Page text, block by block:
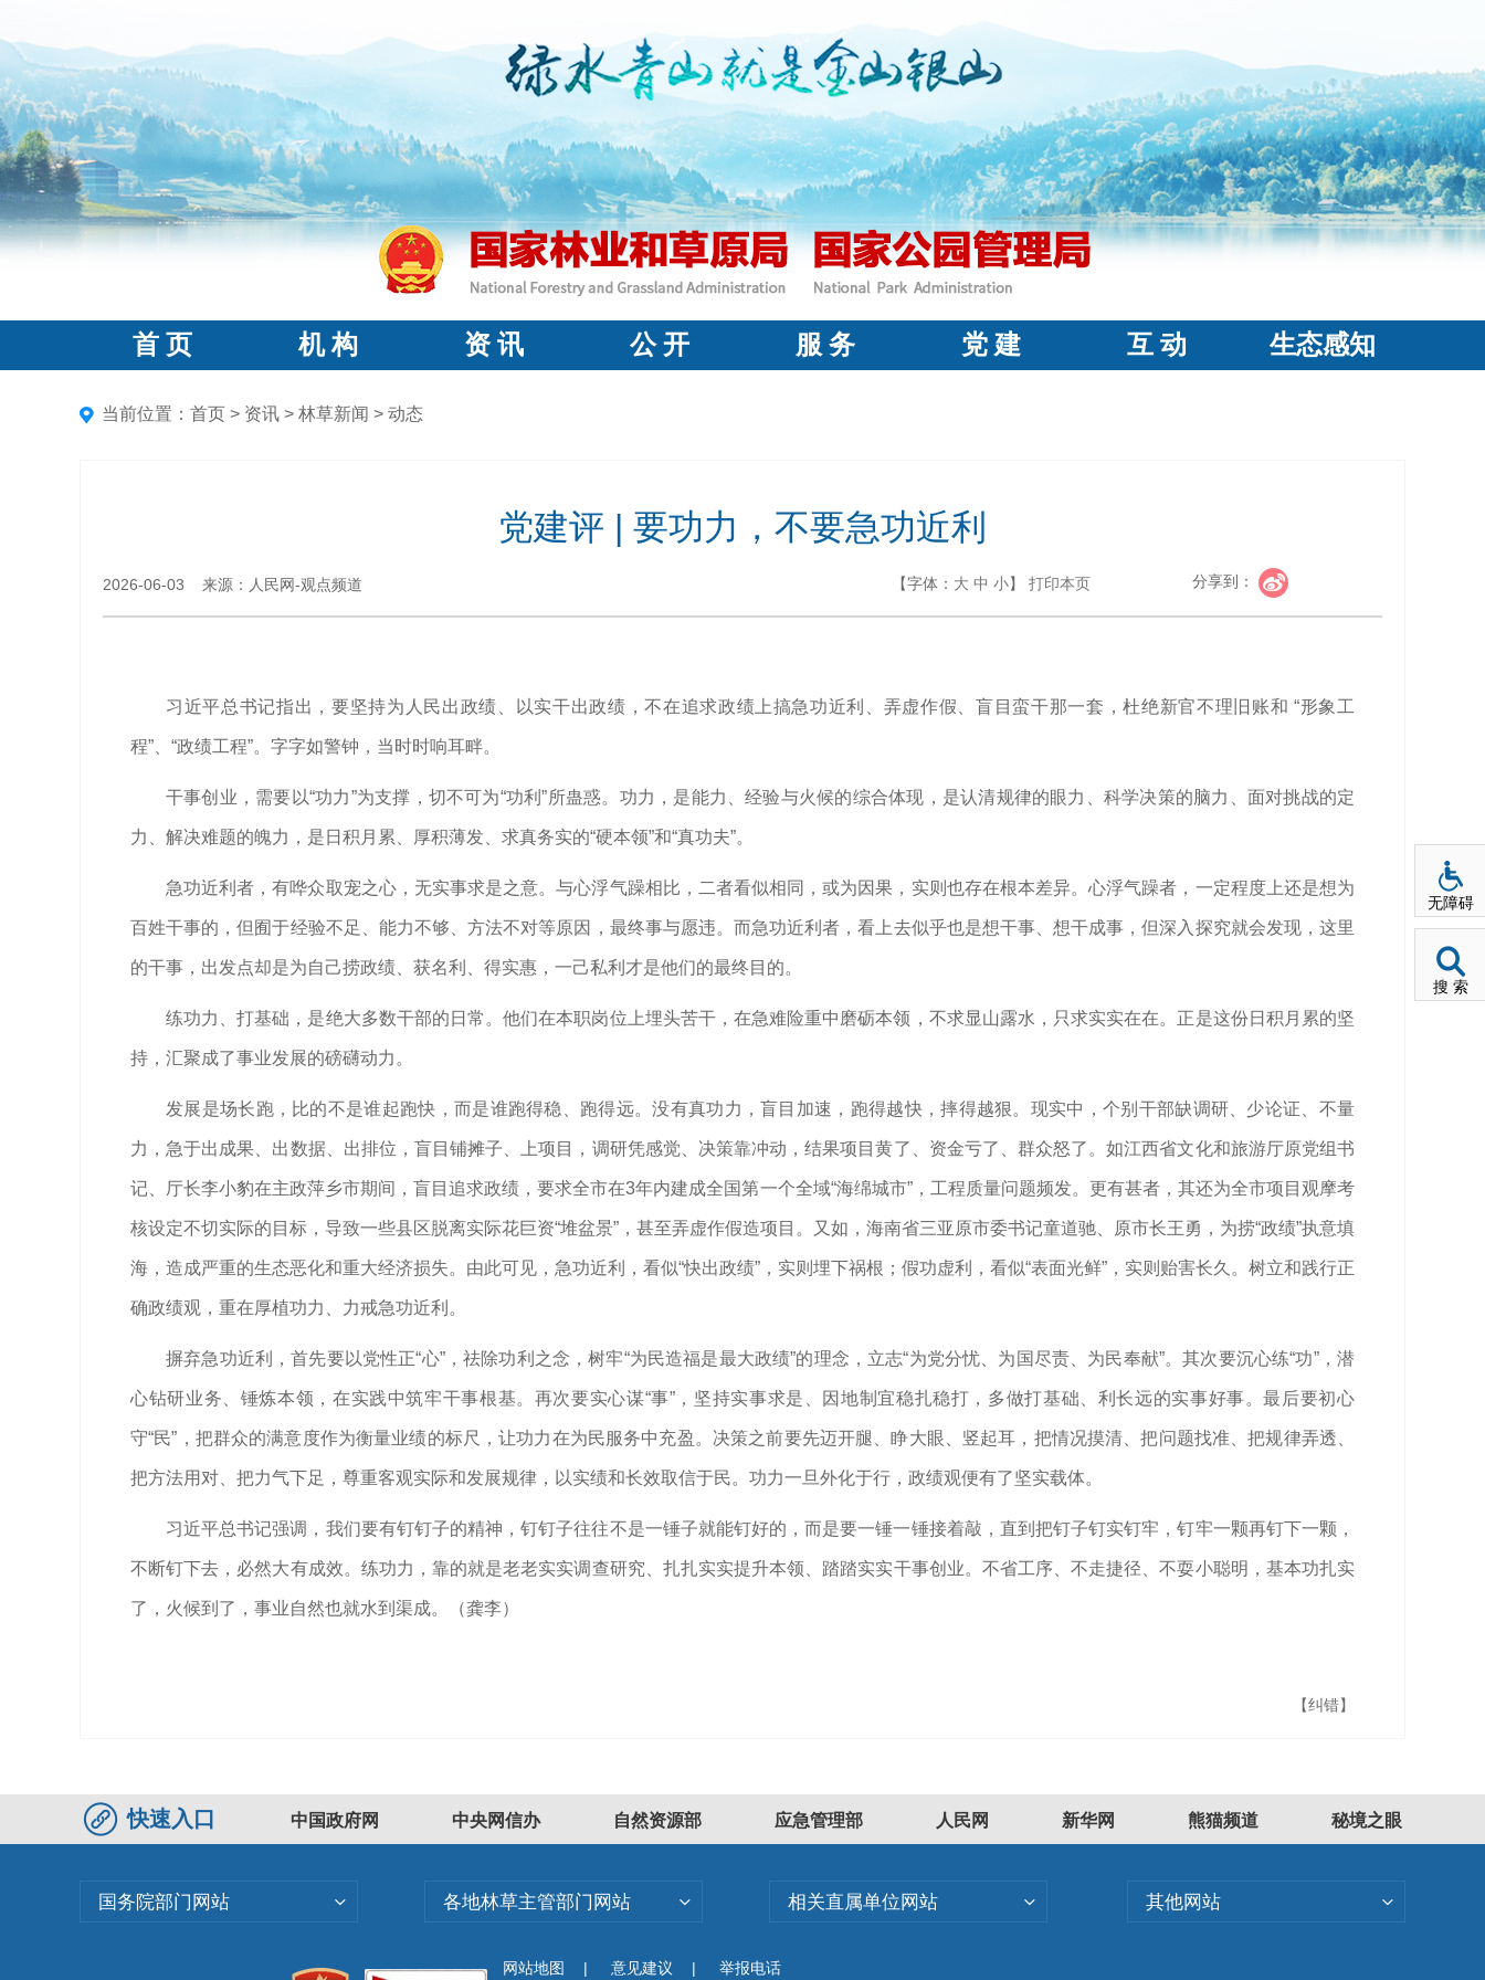
首 页 机 构 资 讯 公 开 服 务 党 建 互 动 生态感知
当前位置： 首页 > 资讯 > 林草新闻 > 动态
党建评 | 要功力，不要急功近利
2026-06-03 来源：人民网-观点频道 【字体： 大 中 小】 打印本页 分享到：
习近平总书记指出，要坚持为人民出政绩、以实干出政绩，不在追求政绩上搞急功近利、弄虚作假、盲目蛮干那一套，杜绝新官不理旧账和 “形象工
程”、“政绩工程”。字字如警钟，当时时响耳畔。
干事创业，需要以“功力”为支撑，切不可为“功利”所蛊惑。功力，是能力、经验与火候的综合体现，是认清规律的眼力、科学决策的脑力、面对挑战的定
力、解决难题的魄力，是日积月累、厚积薄发、求真务实的“硬本领”和“真功夫”。
急功近利者，有哗众取宠之心，无实事求是之意。与心浮气躁相比，二者看似相同，或为因果，实则也存在根本差异。心浮气躁者，一定程度上还是想为
百姓干事的，但囿于经验不足、能力不够、方法不对等原因，最终事与愿违。而急功近利者，看上去似乎也是想干事、想干成事，但深入探究就会发现，这里
的干事，出发点却是为自己捞政绩、获名利、得实惠，一己私利才是他们的最终目的。
练功力、打基础，是绝大多数干部的日常。他们在本职岗位上埋头苦干，在急难险重中磨砺本领，不求显山露水，只求实实在在。正是这份日积月累的坚
持，汇聚成了事业发展的磅礴动力。
发展是场长跑，比的不是谁起跑快，而是谁跑得稳、跑得远。没有真功力，盲目加速，跑得越快，摔得越狠。现实中，个别干部缺调研、少论证、不量
力，急于出成果、出数据、出排位，盲目铺摊子、上项目，调研凭感觉、决策靠冲动，结果项目黄了、资金亏了、群众怒了。如江西省文化和旅游厅原党组书
记、厅长李小豹在主政萍乡市期间，盲目追求政绩，要求全市在3年内建成全国第一个全域“海绵城市”，工程质量问题频发。更有甚者，其还为全市项目观摩考
核设定不切实际的目标，导致一些县区脱离实际花巨资“堆盆景”，甚至弄虚作假造项目。又如，海南省三亚原市委书记童道驰、原市长王勇，为捞“政绩”执意填
海，造成严重的生态恶化和重大经济损失。由此可见，急功近利，看似“快出政绩”，实则埋下祸根；假功虚利，看似“表面光鲜”，实则贻害长久。树立和践行正
确政绩观，重在厚植功力、力戒急功近利。
摒弃急功近利，首先要以党性正“心”，祛除功利之念，树牢“为民造福是最大政绩”的理念，立志“为党分忧、为国尽责、为民奉献”。其次要沉心练“功”，潜
心钻研业务、锤炼本领，在实践中筑牢干事根基。再次要实心谋“事”，坚持实事求是、因地制宜稳扎稳打，多做打基础、利长远的实事好事。最后要初心
守“民”，把群众的满意度作为衡量业绩的标尺，让功力在为民服务中充盈。决策之前要先迈开腿、睁大眼、竖起耳，把情况摸清、把问题找准、把规律弄透、
把方法用对、把力气下足，尊重客观实际和发展规律，以实绩和长效取信于民。功力一旦外化于行，政绩观便有了坚实载体。
习近平总书记强调，我们要有钉钉子的精神，钉钉子往往不是一锤子就能钉好的，而是要一锤一锤接着敲，直到把钉子钉实钉牢，钉牢一颗再钉下一颗，
不断钉下去，必然大有成效。练功力，靠的就是老老实实调查研究、扎扎实实提升本领、踏踏实实干事创业。不省工序、不走捷径、不耍小聪明，基本功扎实
了，火候到了，事业自然也就水到渠成。（龚李）
【纠错】
快速入口 中国政府网 中央网信办 自然资源部 应急管理部 人民网 新华网 熊猫频道 秘境之眼
国务院部门网站 各地林草主管部门网站 相关直属单位网站 其他网站
网站地图 | 意见建议 | 举报电话
无障碍
搜 索